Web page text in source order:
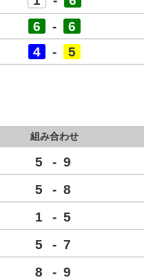
6 - 6
4 - 5
組み合わせ
5 - 9
5 - 8
1 - 5
5 - 7
8 - 9